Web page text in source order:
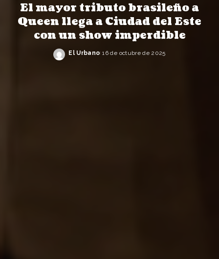
El mayor tributo brasileño a
Queen llega a Ciudad del Este
con un show imperdible
Posted
El Urbano 16 de octubre de 2025